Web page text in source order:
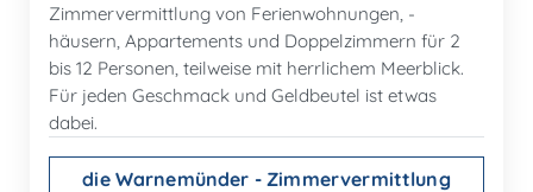
Zimmervermittlung von Ferienwohnungen, -
häusern, Appartements und Doppelzimmern für 2
bis 12 Personen, teilweise mit herrlichem Meerblick.
Für jeden Geschmack und Geldbeutel ist etwas
dabei.
die Warnemünder - Zimmervermittlung